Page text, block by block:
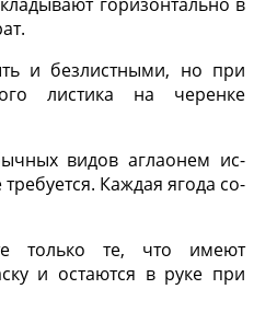
и безлистными, но при
листика на черенке
видов аглаонем ис­
Каждая ягода со­
только те, что имеют
и остаются в руке при